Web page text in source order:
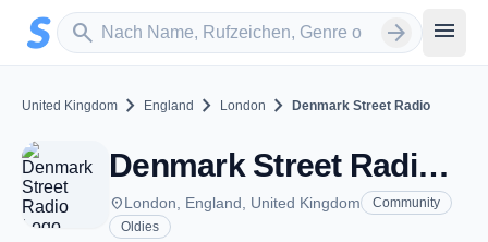
Zum Hauptinhalt springen
search
Sender suchen arrow_forward menu
United Kingdom chevron_right England chevron_right London chevron_right Denmark Street Radio
Denmark Street Radio - London
placeLondon, England, United Kingdom
Community
Oldies